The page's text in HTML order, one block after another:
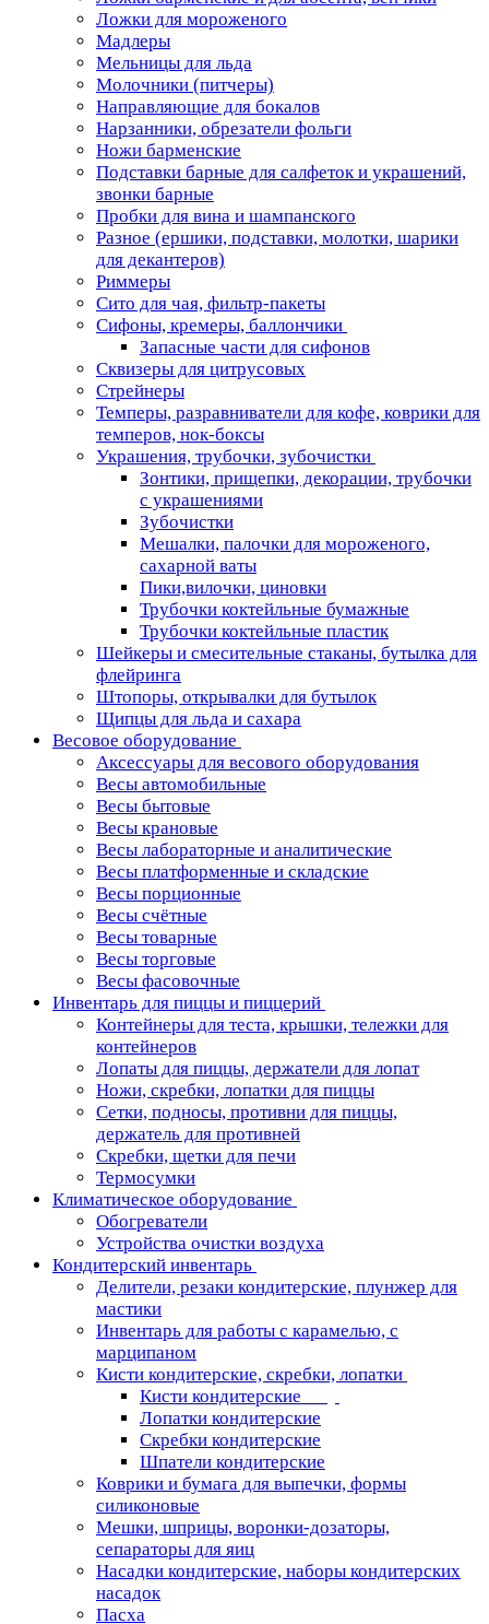
Ложки для мороженого
Мадлеры
Мельницы для льда
Молочники (питчеры)
Направляющие для бокалов
Нарзанники, обрезатели фольги
Ножи барменские
Подставки барные для салфеток и украшений,
звонки барные
Пробки для вина и шампанского
Разное (ершики, подставки, молотки, шарики
для декантеров)
Риммеры
Сито для чая, фильтр-пакеты
Сифоны, кремеры, баллончики
Запасные части для сифонов
Сквизеры для цитрусовых
Стрейнеры
Темперы, разравниватели для кофе, коврики для
темперов, нок-боксы
Украшения, трубочки, зубочистки
Зонтики, прищепки, декорации, трубочки
с украшениями
Зубочистки
Мешалки, палочки для мороженого,
сахарной ваты
Пики,вилочки, циновки
Трубочки коктейльные бумажные
Трубочки коктейльные пластик
Шейкеры и смесительные стаканы, бутылка для
флейринга
Штопоры, открывалки для бутылок
Щипцы для льда и сахара
Весовое оборудование
Аксессуары для весового оборудования
Весы автомобильные
Весы бытовые
Весы крановые
Весы лабораторные и аналитические
Весы платформенные и складские
Весы порционные
Весы счётные
Весы товарные
Весы торговые
Весы фасовочные
Инвентарь для пиццы и пиццерий
Контейнеры для теста, крышки, тележки для
контейнеров
Лопаты для пиццы, держатели для лопат
Ножи, скребки, лопатки для пиццы
Сетки, подносы, противни для пиццы,
держатель для противней
Скребки, щетки для печи
Термосумки
Климатическое оборудование
Обогреватели
Устройства очистки воздуха
Кондитерский инвентарь
Делители, резаки кондитерские, плунжер для
мастики
Инвентарь для работы с карамелью, с
марципаном
Кисти кондитерские, скребки, лопатки
Кисти кондитерские
Лопатки кондитерские
Скребки кондитерские
Шпатели кондитерские
Коврики и бумага для выпечки, формы
силиконовые
Мешки, шприцы, воронки-дозаторы,
сепараторы для яиц
Насадки кондитерские, наборы кондитерских
насадок
Пасха